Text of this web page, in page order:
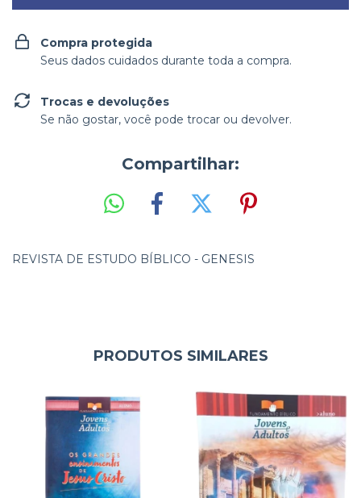
Compra protegida
Seus dados cuidados durante toda a compra.
Trocas e devoluções
Se não gostar, você pode trocar ou devolver.
Compartilhar:
REVISTA DE ESTUDO BÍBLICO - GENESIS
PRODUTOS SIMILARES